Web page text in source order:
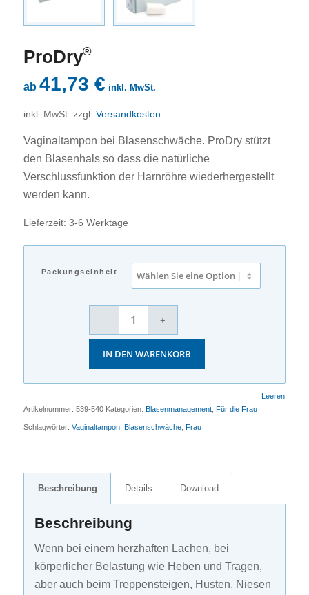
ProDry®
ab 41,73 € inkl. MwSt.
inkl. MwSt. zzgl. Versandkosten
Vaginaltampon bei Blasenschwäche. ProDry stützt
den Blasenhals so dass die natürliche
Verschlussfunktion der Harnröhre wiederhergestellt
werden kann.
Lieferzeit: 3-6 Werktage
Packungseinheit
Leeren
IN DEN WARENKORB
Artikelnummer: 539-540 Kategorien: Blasenmanagement, Für die Frau
Schlagwörter: Vaginaltampon, Blasenschwäche, Frau
Beschreibung Details Download
Beschreibung
Wenn bei einem herzhaften Lachen, bei
körperlicher Belastung wie Heben und Tragen,
aber auch beim Treppensteigen, Husten, Niesen